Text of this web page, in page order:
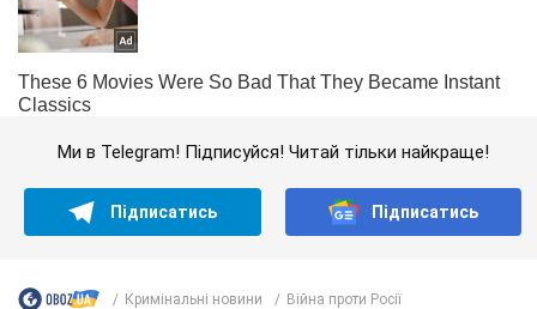
Ми в Telegram! Підписуйся! Читай тільки найкраще!
Підписатись Підписатись
Кримінальні новини
Війна проти Росії